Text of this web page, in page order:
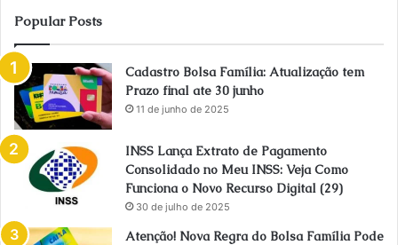
Popular Posts
Cadastro Bolsa Família: Atualização tem
Prazo final ate 30 junho
11 de junho de 2025
INSS Lança Extrato de Pagamento
Consolidado no Meu INSS: Veja Como
Funciona o Novo Recurso Digital (29)
30 de julho de 2025
Atenção! Nova Regra do Bolsa Família Pode